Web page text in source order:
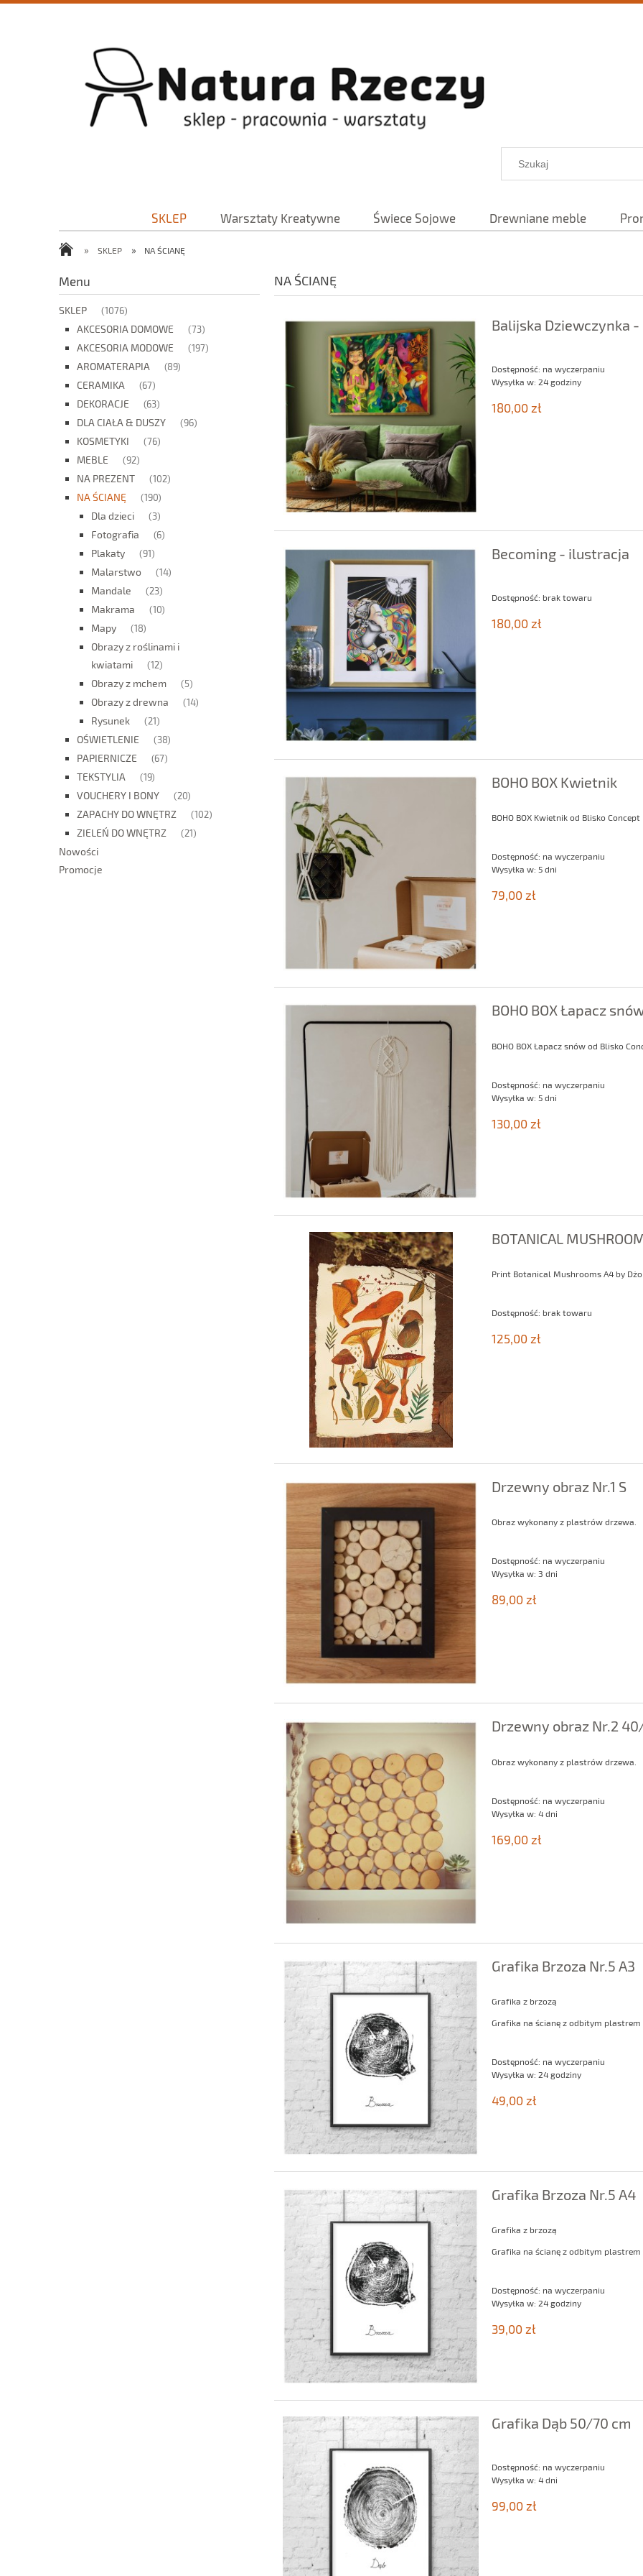
SKLEP Warsztaty Kreatywne Świece Sojowe Drewniane meble
» SKLEP » NA ŚCIANĘ
Menu
SKLEP (1076)
AKCESORIA DOMOWE (73)
AKCESORIA MODOWE (197)
AROMATERAPIA (89)
CERAMIKA (67)
DEKORACJE (63)
DLA CIAŁA & DUSZY (96)
KOSMETYKI (76)
MEBLE (92)
NA PREZENT (102)
NA ŚCIANĘ (190)
Dla dzieci (3)
Fotografia (6)
Plakaty (91)
Malarstwo (14)
Mandale (23)
Makrama (10)
Mapy (18)
Obrazy z roślinami i
kwiatami
(12)
Obrazy z mchem (5)
Obrazy z drewna (14)
Rysunek (21)
OŚWIETLENIE (38)
PAPIERNICZE (67)
TEKSTYLIA (19)
VOUCHERY I BONY (20)
ZAPACHY DO WNĘTRZ (102)
ZIELEŃ DO WNĘTRZ (21)
Nowości
Promocje
NA ŚCIANĘ
Balijska Dziewczynka
Dostępność: na wyczerpaniu
Wysyłka w: 24 godziny
180,00 zł
Becoming - ilustracja
Dostępność: brak towaru
180,00 zł
BOHO BOX Kwietnik
BOHO BOX Kwietnik od Blisko Concept
Dostępność: na wyczerpaniu
Wysyłka w: 5 dni
79,00 zł
BOHO BOX Łapacz
BOHO BOX Łapacz snów od Blisko
Dostępność: na wyczerpaniu
Wysyłka w: 5 dni
130,00 zł
BOTANICAL
Print Botanical Mushrooms A4 by
Dostępność: brak towaru
125,00 zł
Drzewny obraz Nr.1 S
Obraz wykonany z plastrów drzewa.
Dostępność: na wyczerpaniu
Wysyłka w: 3 dni
89,00 zł
Drzewny obraz Nr.2
Obraz wykonany z plastrów drzewa.
Dostępność: na wyczerpaniu
Wysyłka w: 4 dni
169,00 zł
Grafika Brzoza Nr.5 A3
Grafika z brzozą
Grafika na ścianę z odbitym plastrem
Dostępność: na wyczerpaniu
Wysyłka w: 24 godziny
49,00 zł
Grafika Brzoza Nr.5 A4
Grafika z brzozą
Grafika na ścianę z odbitym plastrem
Dostępność: na wyczerpaniu
Wysyłka w: 24 godziny
39,00 zł
Grafika Dąb 50/70 cm
Dostępność: na wyczerpaniu
Wysyłka w: 4 dni
99,00 zł